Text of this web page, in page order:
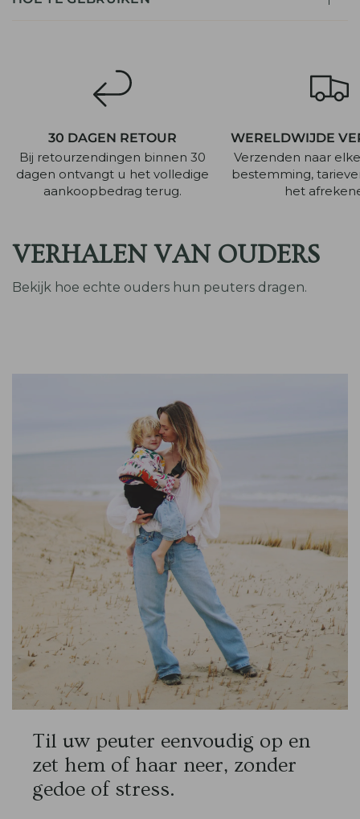
30 DAGEN RETOUR
Bij retourzendingen binnen 30
dagen ontvangt u het volledige
aankoopbedrag terug.
WERELDWIJDE
Verzenden naar
bestemming,
het
VERHALEN VAN OUDERS
Bekijk hoe echte ouders hun peuters dragen.
Til uw peuter eenvoudig op en
zet hem of haar neer, zonder
gedoe of stress.